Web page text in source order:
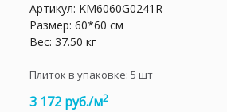
Артикул: KM6060G0241R
Размер: 60*60 см
Вес: 37.50 кг
Плиток в упаковке: 5 шт
3 172 руб./м2